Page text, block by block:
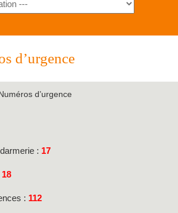
d’urgence
Numéros d’urgence
: 17
18
: 112